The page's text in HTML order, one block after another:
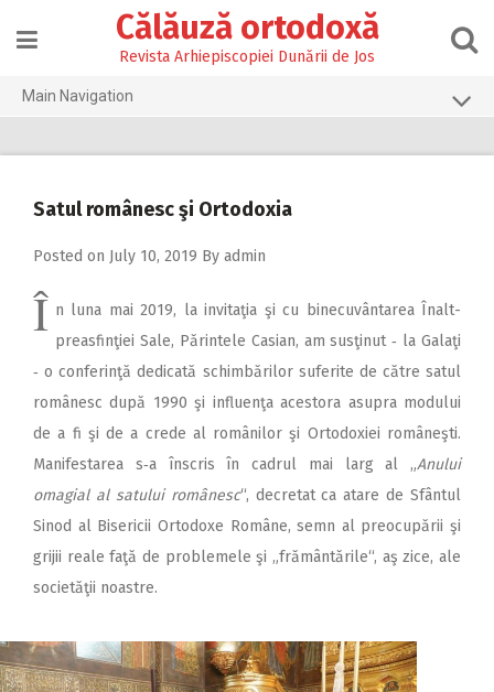
content
Călăuză ortodoxă
Revista Arhiepiscopiei Dunării de Jos
Main Navigation
2025
2024
2023
2022
2021
2019
2018
2016
2014
Satul românesc şi Ortodoxia
Posted on July 10, 2019 By admin
Î n luna mai 2019, la invitaţia şi cu binecuvântarea Înalt­
prea­sfin­ţiei Sale, Părintele Casian, am susţinut ‑ la Galaţi
‑ o conferinţă dedicată schimbărilor suferite de către satul
românesc după 1990 şi influenţa acestora asupra modului
de a fi şi de a crede al românilor şi Ortodoxiei româneşti.
Manifestarea s‑a înscris în cadrul mai larg al „Anului
omagial al satului românesc“, decretat ca atare de Sfântul
Sinod al Bisericii Ortodoxe Române, semn al preocupării şi
grijii reale faţă de problemele şi „frământările“, aş zice, ale
societăţii noastre.